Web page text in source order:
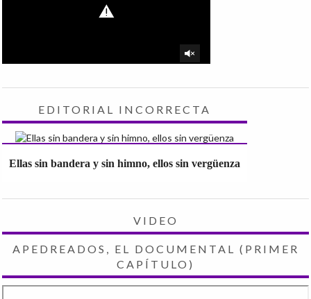
EDITORIAL INCORRECTA
Ellas sin bandera y sin himno, ellos sin vergüenza
VIDEO
APEDREADOS, EL DOCUMENTAL (PRIMER
CAPÍTULO)